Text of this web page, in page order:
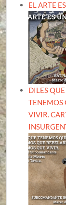
EL ARTE
DILES
TENEMOS
VIVIR.